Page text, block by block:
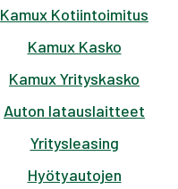
Kamux Kotiintoimitus
Kamux Kasko
Kamux Yrityskasko
Auton latauslaitteet
Yritysleasing
Hyötyautojen